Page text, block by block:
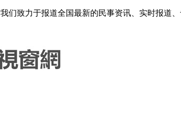
们致力于报道全国最新的民事资讯、实时报道